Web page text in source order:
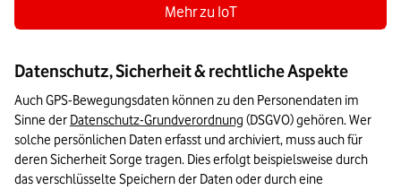
Mehr zu IoT
Datenschutz, Sicherheit & rechtliche Aspekte
Auch GPS-Bewegungsdaten können zu den Personendaten im
Sinne der Datenschutz-Grundverordnung (DSGVO) gehören. Wer
solche persönlichen Daten erfasst und archiviert, muss auch für
deren Sicherheit Sorge tragen. Dies erfolgt beispielsweise durch
das verschlüsselte Speichern der Daten oder durch eine